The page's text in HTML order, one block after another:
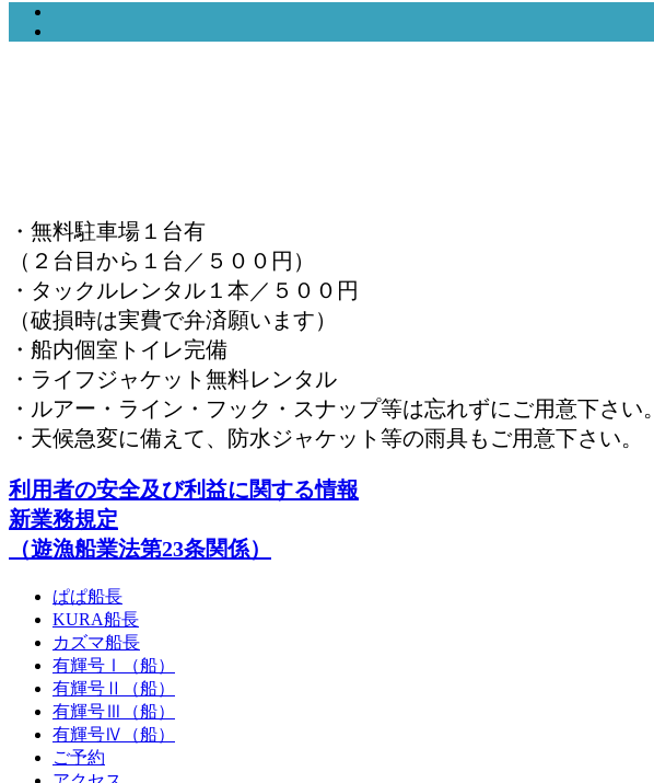
・無料駐車場１台有
（２台目から１台／５００円）
・タックルレンタル１本／５００円
（破損時は実費で弁済願います）
・船内個室トイレ完備
・ライフジャケット無料レンタル
・ルアー・ライン・フック・スナップ等は忘れずにご用意下さい。
・天候急変に備えて、防水ジャケット等の雨具もご用意下さい。
利用者の安全及び利益に関する情報
新業務規定
（遊漁船業法第23条関係）
ぱぱ船長
KURA船長
カズマ船長
有輝号Ⅰ（船）
有輝号Ⅱ（船）
有輝号Ⅲ（船）
有輝号Ⅳ（船）
ご予約